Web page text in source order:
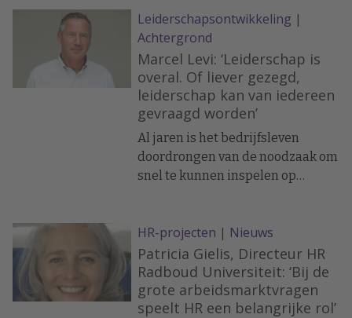
aanpast aan de omstandigheden.
lerende organisatie, 350 HR-
professionals waren daar voor in
tijdens HR DAY 2022. Een
goedgevulde dag met meer dan
25 programmaonderdelen. Een
kleine selectie.
Leiderschapsontwikkeling |
Achtergrond
Marcel Levi: ‘Leiderschap is
overal. Of liever gezegd,
leiderschap kan van iedereen
gevraagd worden’
Al jaren is het bedrijfsleven
doordrongen van de noodzaak om
snel te kunnen inspelen op
tijde van de coronacrisis CEO van
het UCLH, pleit dan ook voor 'de
professional in de lead'.
HR-projecten | Nieuws
Patricia Gielis, Directeur HR
Radboud Universiteit: ‘Bij de
grote arbeidsmarktvragen
speelt HR een belangrijke rol’